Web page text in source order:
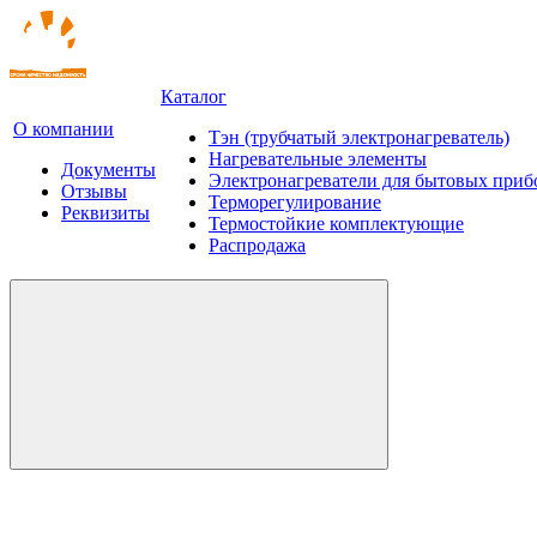
О компании
Документы
Отзывы
Реквизиты
Каталог
Тэн (трубчатый электронагреватель)
Нагревательные элементы
Электронагреватели для бытовых
Терморегулирование
Термостойкие комплектующие
Распродажа